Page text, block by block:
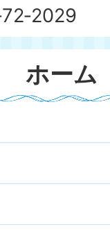
ホーム